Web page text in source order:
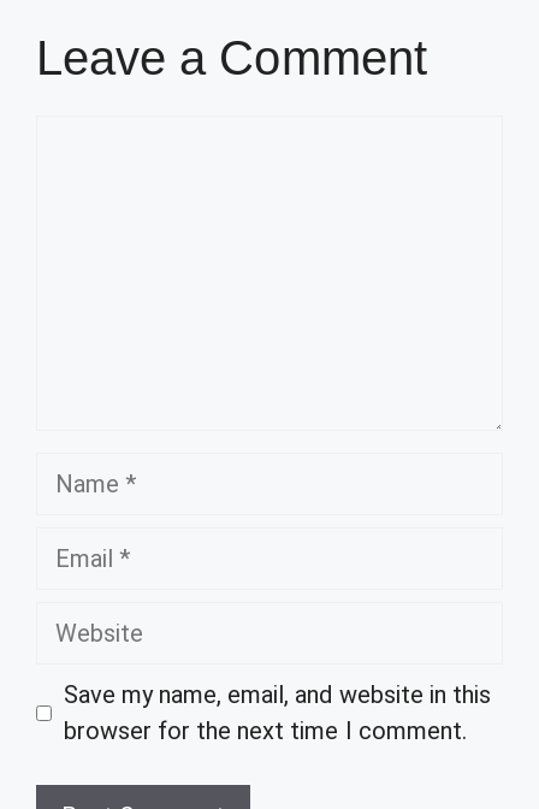
Leave a Comment
Name
Email
Website
Save my name, email, and website in this
browser for the next time I comment.